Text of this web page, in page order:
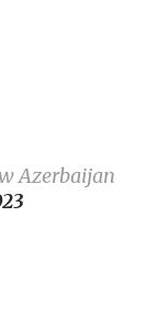
Azerbaijan